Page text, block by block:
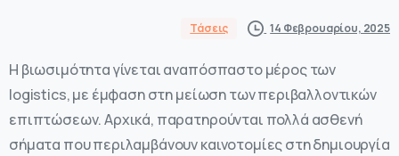
Τάσεις 14 Φεβρουαρίου, 2025
Η βιωσιμότητα γίνεται αναπόσπαστο μέρος των
logistics, με έμφαση στη μείωση των περιβαλλοντικών
επιπτώσεων. Αρχικά, παρατηρούνται πολλά ασθενή
σήματα που περιλαμβάνουν καινοτομίες στη δημιουργία